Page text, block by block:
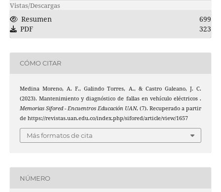
Vistas/Descargas
Resumen
699
PDF
323
CÓMO CITAR
Medina Moreno, A. F., Galindo Torres, A., & Castro Galeano, J. C.
(2023). Mantenimiento y diagnóstico de fallas en vehículo eléctricos .
Memorias Sifored - Encuentros Educación UAN, (7). Recuperado a partir
de https://revistas.uan.edu.co/index.php/sifored/article/view/1657
Más formatos de cita
NÚMERO